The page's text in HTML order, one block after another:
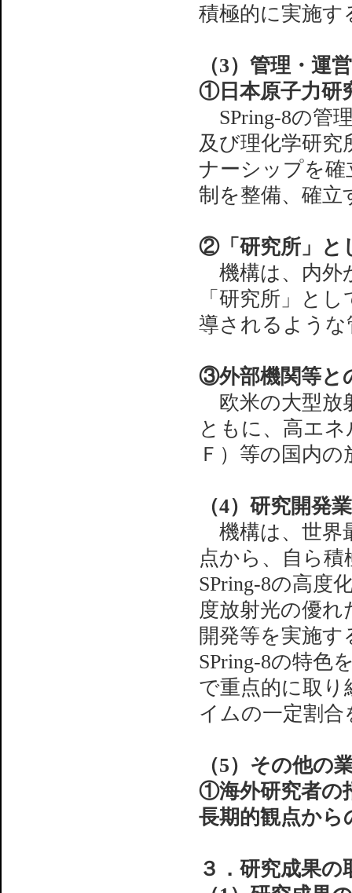
積極的に実施す
（3）管理・運
①日本原子力研
SPring-8の管
及び理化学研究
ナーシップを
制を整備、確立
②「研究所」と
機構は、内外
「研究所」と
導されるような
③外部機関等と
欧米の大型放
ともに、高エ
Ｆ）等の国内
（4）研究開発
機構は、世界
点から、自ら
SPring-8の高度
度放射光の優
開発等を実施
SPring-8の特色
で重点的に取り
イムの一定割
（5）その他の
①海外研究者の
長期的観点から
３．研究成果